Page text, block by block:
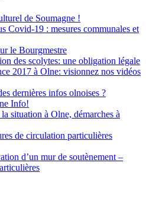
de Soumagne !
Covid-19 : mesures communales et
le Bourgmestre
des scolytes: une obligation légale
2017 à Olne: visionnez nos vidéos
dernières infos olnoises ?
Info!
situation à Olne, démarches à
de circulation particulières
d’un mur de soutènement –